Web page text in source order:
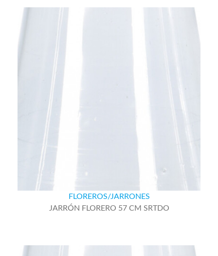
FLOREROS/JARRONES
JARRÓN FLORERO 57 CM SRTDO